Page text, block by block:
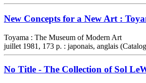
New Concepts for a New Art :
Toyama : The Museum of Modern Art
juillet 1981, 173 p. : japonais, anglais
No Title - The Collection of Sol